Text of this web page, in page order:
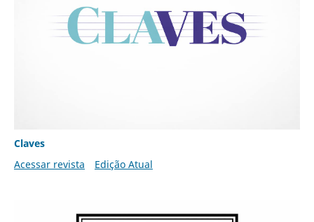
Claves
Acessar revista
Edição Atual